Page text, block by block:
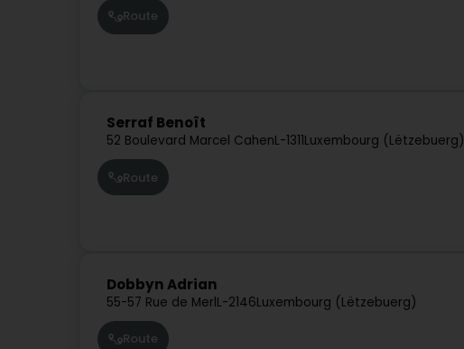
Route
Serraf Benoît
52 Boulevard Marcel CahenL-1311Luxembourg (Lëtzebuerg)
Route
Dobbyn Adrian
55-57 Rue de MerlL-2146Luxembourg (Lëtzebuerg)
Route